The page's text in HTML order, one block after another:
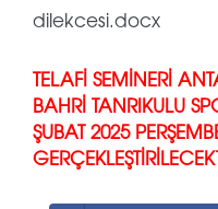
dilekcesi.docx
TELAFİ SEMİNERİ
BAHRİ TANRIKULU
ŞUBAT 2025